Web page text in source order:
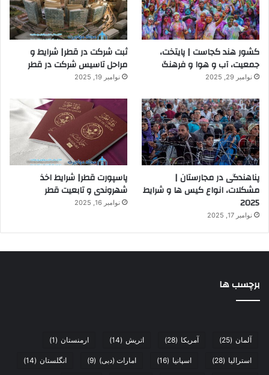
کشور هند کجاست | پایتخت،
جمعیت، آب و هوا و فرهنگ
نوامبر 29, 2025
ثبت شرکت در قطر| شرایط و
مراحل تاسیس شرکت در قطر
نوامبر 19, 2025
پناهندگی در مجارستان |
مشکلات، انواع کیس ها و شرایط
2025
نوامبر 17, 2025
پاسپورت قطر| شرایط اخذ
شهروندی و تابعیت قطر
نوامبر 16, 2025
برچسب ها
آلمان (25) آمریکا (28) اتریش (14) ارمنستان (1)
استرالیا (28) اسپانیا (16) امارات (دبی) (9) انگلستان (14)